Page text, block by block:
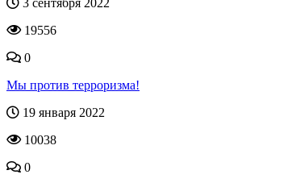
3 сентября 2022
19556
0
Мы против терроризма!
19 января 2022
10038
0